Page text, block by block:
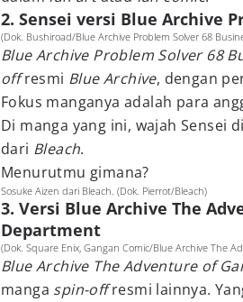
2. Sensei versi Blue Archive
(Dok. Bushiroad/Blue Archive Problem Solver 68
Blue Archive Problem Solver 68
offresmi Blue Archive, dengan
Fokus manganya adalah para
Di manga yang ini, wajah Sensei
dari Bleach.
Menurutmu gimana?
Sosuke Aizen dari Bleach. (Dok. Pierrot/Bleach)
3. Versi Blue Archive The
Department
(Dok. Square Enix, Gangan Comic/Blue Archive The
Blue Archive The Adventure of
manga spin-offresmi lainnya.